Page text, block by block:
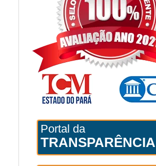
Portal da
TRANSPARÊNCIA